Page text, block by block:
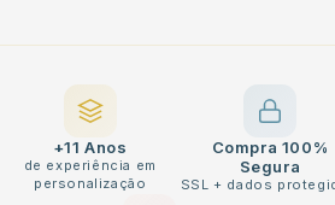
+11 Anos
de experiência em
personalização
Compra 100%
Segura
SSL + dados